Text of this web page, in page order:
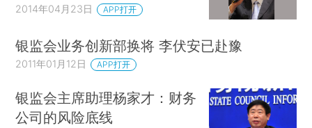
2014年04月23日 APP打开
银监会业务创新部换将 李伏安已赴豫
2011年01月12日 APP打开
银监会主席助理杨家才：财务
公司的风险底线